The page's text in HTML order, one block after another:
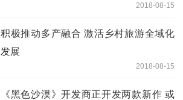
2018-08-15
积极推动多产融合 激活乡村旅游全域化
发展
2018-08-15
《黑色沙漠》开发商正开发两款新作 或